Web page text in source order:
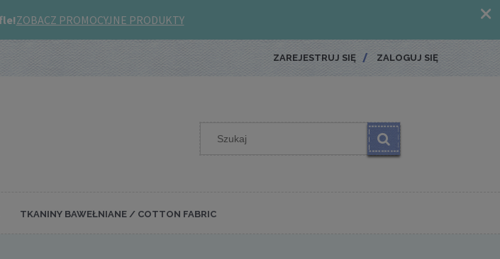
ZAREJESTRUJ SIĘ ZALOGUJ SIĘ
TKANINY BAWEŁNIANE / COTTON FABRIC